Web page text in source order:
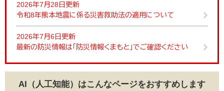
2026年7月28日更新
令和8年熊本地震に係る災害救助法の適用について
2026年7月6日更新
最新の防災情報は「防災情報くまもと」でご確認ください
AI（人工知能）はこんなページをおすすめします